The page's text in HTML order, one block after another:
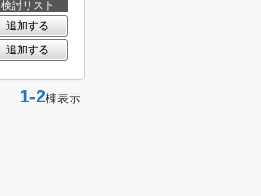
検討リスト
追加する
追加する
1-2棟表示